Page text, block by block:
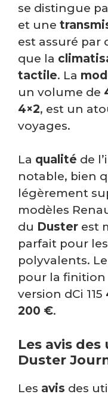
se distingue
et une
est assuré par
que la
tactile. La
un volume de
4×2, est un
voyages.
La qualité de
notable, bien
légèrement
modèles
du Duster est
parfait pour
polyvalents. Le
pour la finition
version dCi 115
200 €.
Les avis
Duster
Les avis des